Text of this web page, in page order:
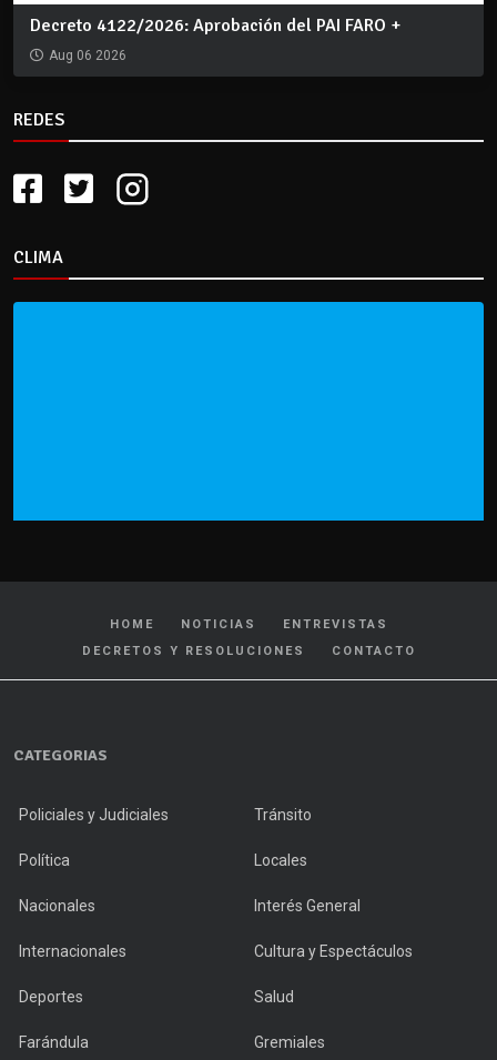
Decreto 4122/2026: Aprobación del PAI FARO +
Aug 06 2026
REDES
CLIMA
HOME NOTICIAS
ENTREVISTAS
DECRETOS Y RESOLUCIONES
CONTACTO
CATEGORIAS
Policiales y Judiciales Tránsito
Política Locales
Nacionales Interés General
Internacionales Cultura y Espectáculos
Deportes Salud
Farándula Gremiales